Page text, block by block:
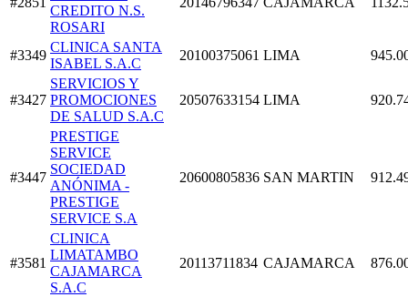
CREDITO N.S.
ROSARI
#3349
CLINICA SANTA
ISABEL S.A.C
20100375061 LIMA
#3427
SERVICIOS Y
PROMOCIONES
DE SALUD S.A.C
20507633154 LIMA
#3447
PRESTIGE
SERVICE
SOCIEDAD
ANÓNIMA -
PRESTIGE
SERVICE S.A
20600805836 SAN MARTIN
#3581
CLINICA
LIMATAMBO
CAJAMARCA
S.A.C
20113711834 CAJAMARCA